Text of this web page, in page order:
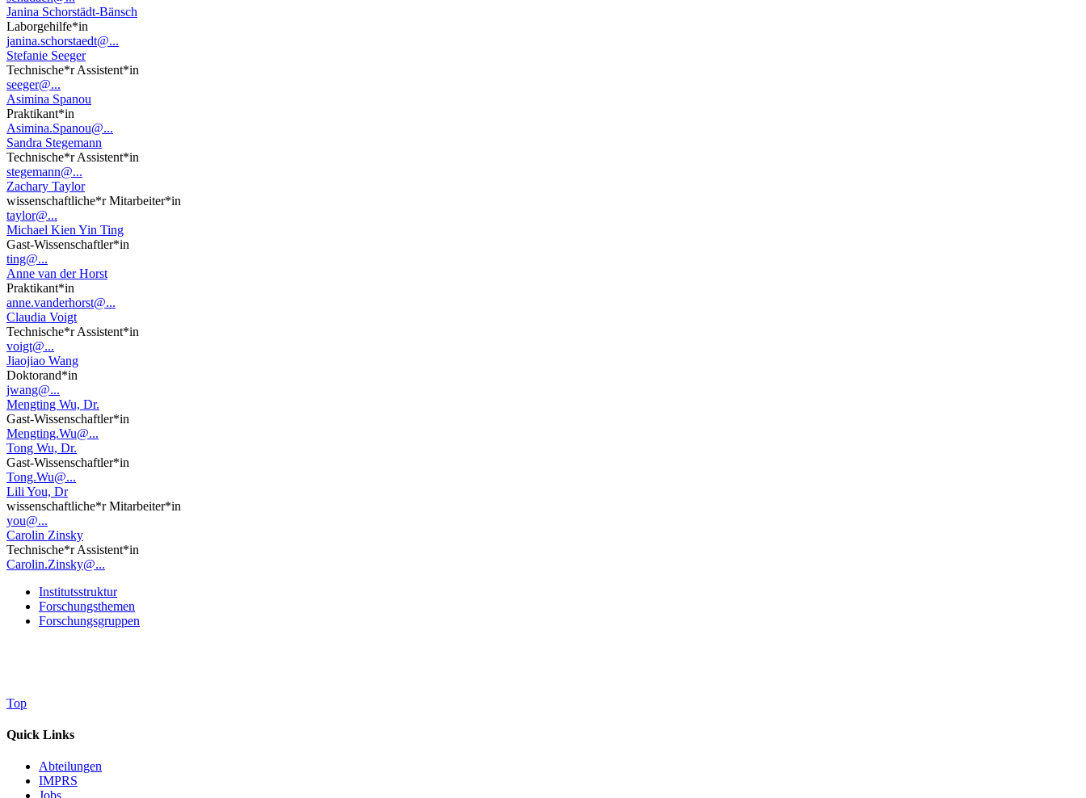
Janina Schorstädt-Bänsch
Laborgehilfe*in
janina.schorstaedt@...
Stefanie Seeger
Technische*r Assistent*in
seeger@...
Asimina Spanou
Praktikant*in
Asimina.Spanou@...
Sandra Stegemann
Technische*r Assistent*in
stegemann@...
Zachary Taylor
wissenschaftliche*r Mitarbeiter*in
taylor@...
Michael Kien Yin Ting
Gast-Wissenschaftler*in
ting@...
Anne van der Horst
Praktikant*in
anne.vanderhorst@...
Claudia Voigt
Technische*r Assistent*in
voigt@...
Jiaojiao Wang
Doktorand*in
jwang@...
Mengting Wu, Dr.
Gast-Wissenschaftler*in
Mengting.Wu@...
Tong Wu, Dr.
Gast-Wissenschaftler*in
Tong.Wu@...
Lili You, Dr
wissenschaftliche*r Mitarbeiter*in
you@...
Carolin Zinsky
Technische*r Assistent*in
Carolin.Zinsky@...
Institutsstruktur
Forschungsthemen
Forschungsgruppen
Top
Quick Links
Abteilungen
IMPRS